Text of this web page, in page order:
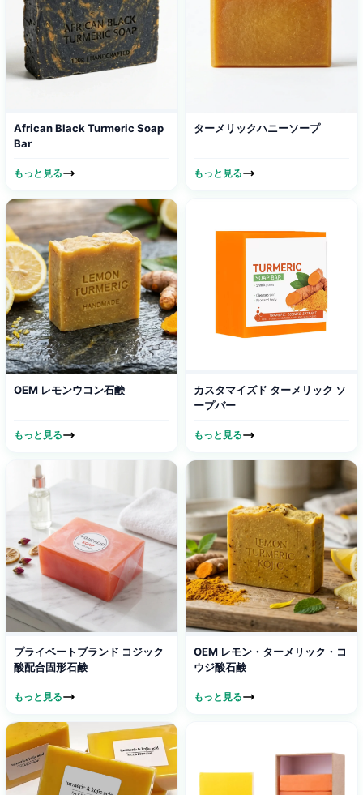
African Black Turmeric Soap
Bar​
もっと見る
ターメリックハニーソープ
もっと見る
OEM レモンウコン石鹸​
もっと見る
カスタマイズド ターメリック ソ
ープバー
もっと見る
プライベートブランド コジック
酸配合固形石鹸
もっと見る
OEM レモン・ターメリック・コ
ウジ酸石鹸
もっと見る